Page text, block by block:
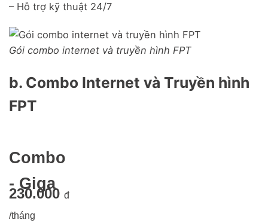
– Hỗ trợ kỹ thuật 24/7
Gói combo internet và truyền hình FPT
b. Combo Internet và Truyền hình
FPT
Combo
- Giga
230.000 đ
/tháng